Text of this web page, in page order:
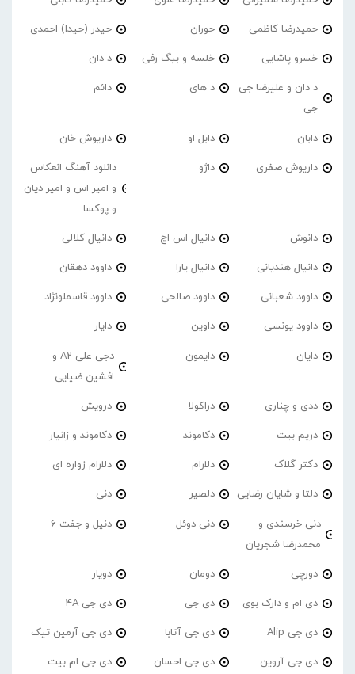
حمیدرضا کاظمی حوران حیدر (حیدا) احمدی
خسرو پاشایی خلسه و بیگ رفی د دان
د دان و علیرضا جی
جی
د های دائم
دابان دابل او داریوش خان
داریوش صفری داژو
دانلود آهنگ انعکاس
و امیر اس و امیر دیان
و پوکسا
دانوش دانیال اس اچ دانیال کلالی
دانیال هندیانی دانیال یارا داوود دهقان
داوود شعبانی داوود صالحی داوود قاسملونژاد
داوود یونسی داوین دایار
دایان دایمون
دجی علی A2 و
افشین ضیایی
ددی و چناری دراکولا درویش
دریم بیت دکاموند دکاموند و زانیار
دکتر گلاک دلارام دلارام زواره ای
دلتا و شایان رضایی دلصیر دنی
دنی خرسندی و
محمدرضا شجریان
دنی دوئل دنیل و جفت 6
دورچی دومان دویار
دی ام و دارک بوی دی جی دی جی 4A
دی جی Alip دی جی آتابا دی جی آرمین تیک
دی جی آروین دی جی احسان دی جی ام بیت